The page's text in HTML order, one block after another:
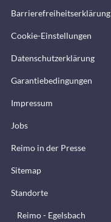
Barrierefreiheitserklärung
Cookie-Einstellungen
Datenschutzerklärung
Garantiebedingungen
Impressum
Jobs
Reimo in der Presse
Sitemap
Standorte
Reimo - Egelsbach